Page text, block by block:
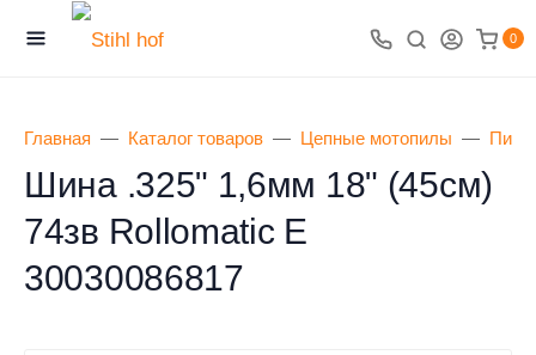
0
Главная Каталог товаров Цепные мотопилы
Шина .325" 1,6мм 18" (45см)
74зв Rollomatic E
30030086817